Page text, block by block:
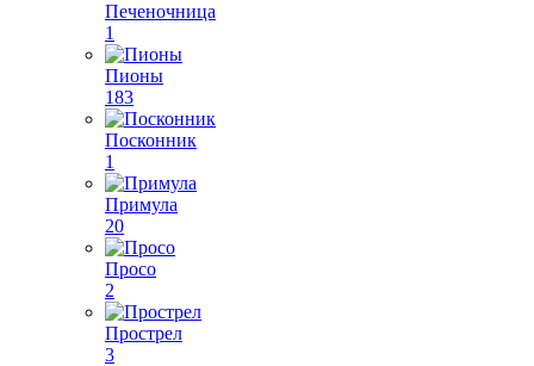
Печеночница
1
Пионы
183
Посконник
1
Примула
20
Просо
2
Прострел
3